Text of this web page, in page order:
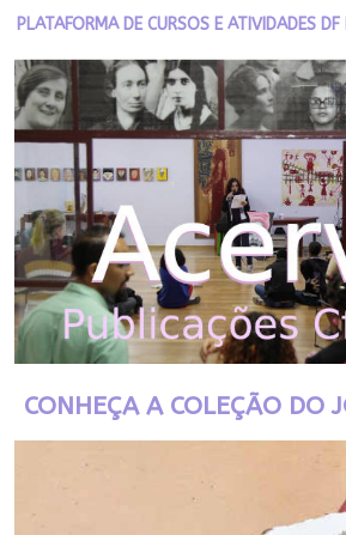
PLATAFORMA DE CURSOS E ATIVIDADES
CONHEÇA A COLEÇÃO DO